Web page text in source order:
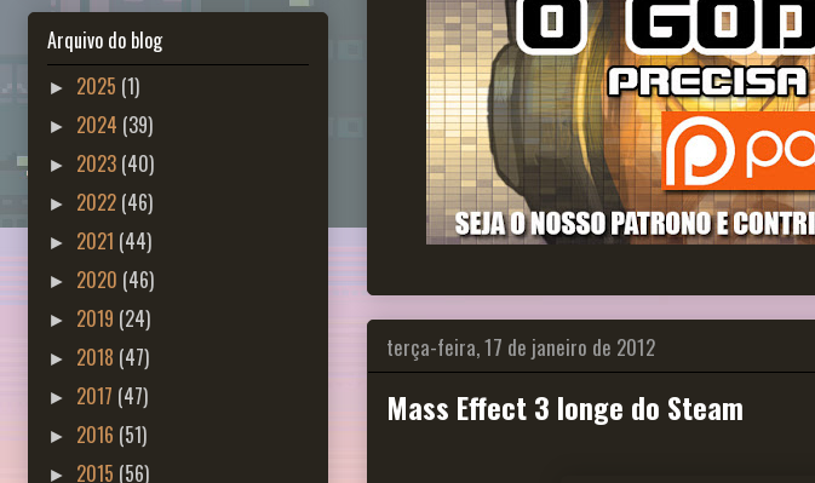
terça-feira, 17 de janeiro de 2012
Mass Effect 3 longe do Steam
Arquivo do blog
► 2025 (1)
► 2024 (39)
► 2023 (40)
► 2022 (46)
► 2021 (44)
► 2020 (46)
► 2019 (24)
► 2018 (47)
► 2017 (47)
► 2016 (51)
► 2015 (56)